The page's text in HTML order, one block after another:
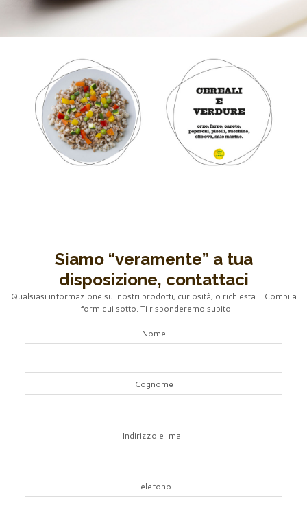
Siamo “veramente” a tua
disposizione, contattaci
Qualsiasi informazione sui nostri prodotti, curiosità, o richiesta… Compila
il form qui sotto. Ti risponderemo subito!
Nome
Cognome
Indirizzo e-mail
Telefono